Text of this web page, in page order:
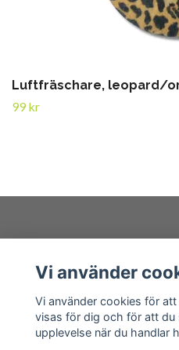
Luftfräschare, leopard/
99 kr
Läs mer
Vi använder
Vi använder cookies för
visas för dig och för att du
upplevelse när du handlar